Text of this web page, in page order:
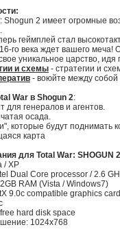
Shogun 2 имеет огромные
геймплей стал
го века ждет вашего
уникальное царство,
и схемы - стратегии и
- воюйте между собой
War в Shogun 2:
для генералов и агентов.
осада.
которые будут поднимать
карта
для Total War: SHOGUN
/ XP
Dual Core processor / 2.6
RAM (Vista / Windows7)
9.0c compatible graphics
hard disk space
1024x768